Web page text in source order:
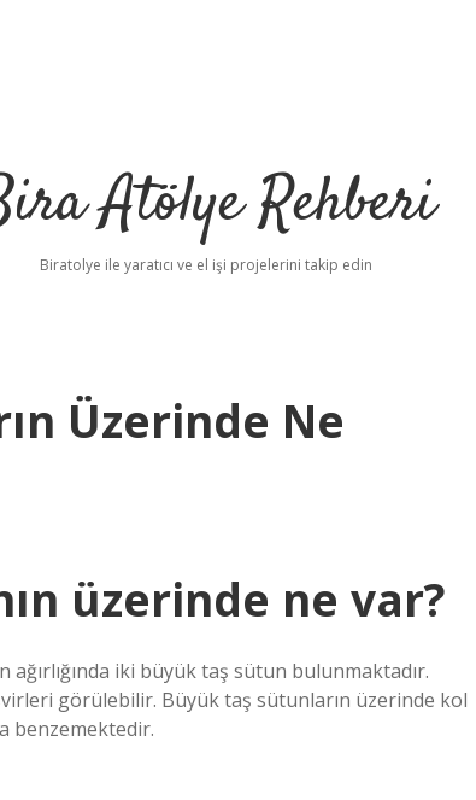
Atölye Rehberi
Biratolye ile yaratıcı ve el işi projelerini takip edin
Üzerinde Ne
üzerinde ne var?
ağırlığında iki büyük taş sütun bulunmaktadır.
görülebilir. Büyük taş sütunların üzerinde kol
benzemektedir.